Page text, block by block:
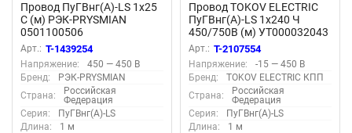
Провод ПуГВнг(А)-LS 1х25
С (м) РЭК-PRYSMIAN
0501100506
Арт.: T-1439254
Напряжение:
450 — 450 В
Бренд:
РЭК-PRYSMIAN
Страна:
Российская
Федерация
Серия:
ПуГВнг(А)-LS
Длина:
1 м
Провод TOKOV ELECTRIC
ПуГВнг(А)-LS 1х240 Ч
450/750В (м) УТ000032043
Арт.: T-2107554
Напряжение:
-15 — 450 В
Бренд:
TOKOV ELECTRIC КПП
Страна:
Российская
Федерация
Серия:
ПуГВнг(А)-LS
Длина:
1 м